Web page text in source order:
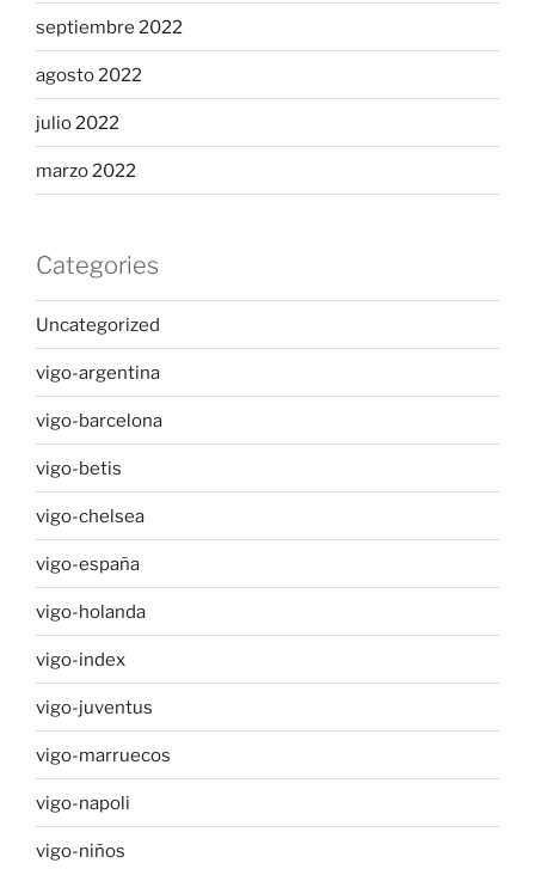
septiembre 2022
agosto 2022
julio 2022
marzo 2022
Categories
Uncategorized
vigo-argentina
vigo-barcelona
vigo-betis
vigo-chelsea
vigo-españa
vigo-holanda
vigo-index
vigo-juventus
vigo-marruecos
vigo-napoli
vigo-niños